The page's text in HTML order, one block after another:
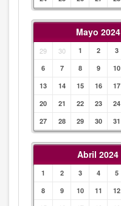
Mayo 2024
29 30 1 2 3
6
7 8 9 10
13
14 15 16 17
20
21 22 23 24
27
28 29 30 31
Abril 2024
1 2 3 4 5
8
9 10 11 12